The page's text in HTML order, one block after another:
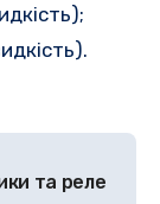
та реле